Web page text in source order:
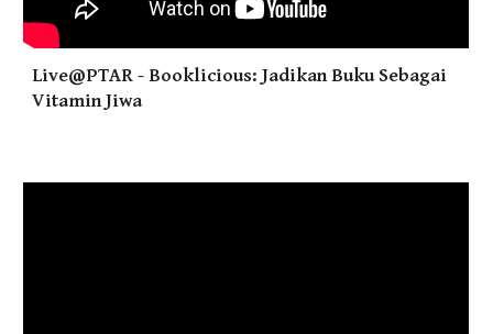
Live@PTAR - Booklicious: Jadikan Buku Sebagai
Vitamin Jiwa